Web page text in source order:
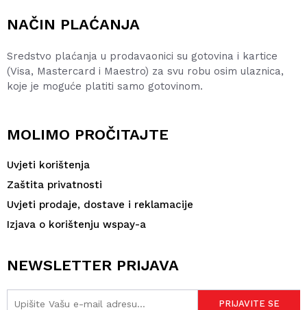
NAČIN PLAĆANJA
Sredstvo plaćanja u prodavaonici su gotovina i kartice
(Visa, Mastercard i Maestro) za svu robu osim ulaznica,
koje je moguće platiti samo gotovinom.
MOLIMO PROČITAJTE
Uvjeti korištenja
Zaštita privatnosti
Uvjeti prodaje, dostave i reklamacije
Izjava o korištenju wspay-a
NEWSLETTER PRIJAVA